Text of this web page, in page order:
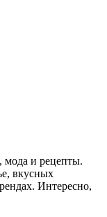
мода и рецепты.
вкусных
Интересно,